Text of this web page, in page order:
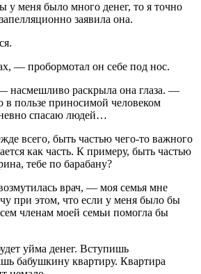
у меня было много денег, то я точно
заявила она.
— пробормотал он себе под нос.
насмешливо раскрыла она глаза. —
пользе приносимой человеком
спасаю людей…
всего, быть частью чего-то важного
как часть. К примеру, быть частью
тебе по барабану?
врач, — моя семья мне
при этом, что если у меня было бы
членам моей семьи помогла бы
уйма денег. Вступишь
бабушкину квартиру. Квартира